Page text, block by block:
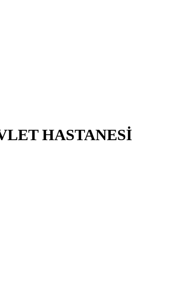
HASTANESİ